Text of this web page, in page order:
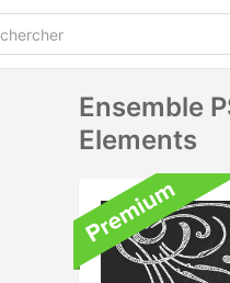
Ensemble
Elements